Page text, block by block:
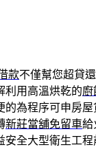
款不僅幫您超貸
利用高溫烘乾的廚
的為程序可申房
新莊當舖免留車給
安全大型衛生工